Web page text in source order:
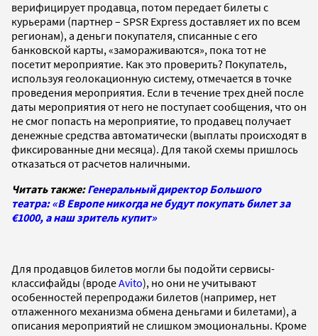
верифицирует продавца, потом передает билеты с
курьерами (партнер – SPSR Express доставляет их по всем
регионам), а деньги покупателя, списанные с его
банковской карты, «замораживаются», пока тот не
посетит мероприятие. Как это проверить? Покупатель,
используя геолокационную систему, отмечается в точке
проведения мероприятия. Если в течение трех дней после
даты мероприятия от него не поступает сообщения, что он
не смог попасть на мероприятие, то продавец получает
денежные средства автоматически (выплаты происходят в
фиксированные дни месяца). Для такой схемы пришлось
отказаться от расчетов наличными.
Читать также:Генеральный директор Большого
театра: «В Европе никогда не будут покупать билет за
€1000, а наш зритель купит»
Для продавцов билетов могли бы подойти сервисы-
классифайды (вродеAvito), но они не учитывают
особенностей перепродажи билетов (например, нет
отлаженного механизма обмена деньгами и билетами), а
описания мероприятий не слишком эмоциональны. Кроме